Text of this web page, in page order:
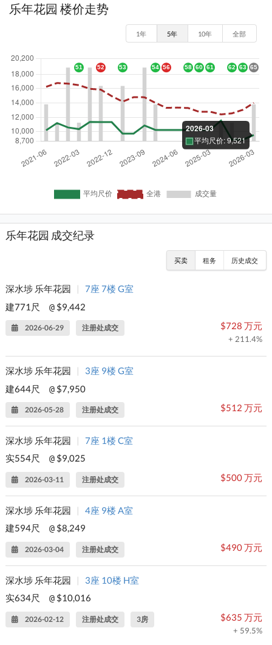
乐年花园 楼价走势
1年 5年 10年 全部
乐年花园 成交纪录
买卖 租务 历史成交
深水埗 乐年花园
7座 7楼 G室
建771尺
@ $9,442
2026-06-29 注册处成交 $728 万元
+ 211.4%
深水埗 乐年花园 |
3座 9楼 G室
建644尺
@ $7,950
2026-05-28 注册处成交 $512 万元
深水埗 乐年花园 |
7座 1楼 C室
实554尺
@ $9,025
2026-03-11 注册处成交 $500 万元
深水埗 乐年花园 |
4座 9楼 A室
建594尺
@ $8,249
2026-03-04 注册处成交 $490 万元
深水埗 乐年花园 |
3座 10楼 H室
实634尺
@ $10,016
2026-02-12 注册处成交 3房 $635 万元
+ 59.5%